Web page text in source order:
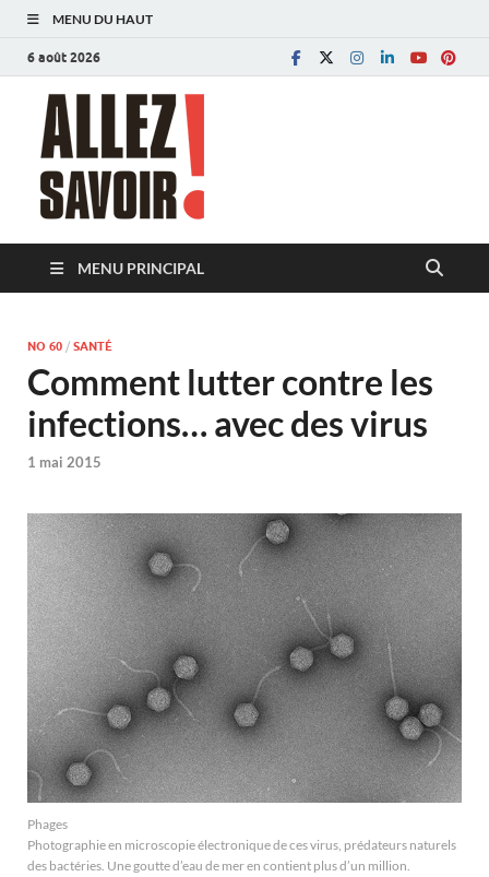
MENU DU HAUT
6 août 2026
MENU PRINCIPAL
NO 60 / SANTÉ
Comment lutter contre les
infections… avec des virus
1 mai 2015
Phages
Photographie en microscopie électronique de ces virus, prédateurs naturels
des bactéries. Une goutte d’eau de mer en contient plus d’un million.